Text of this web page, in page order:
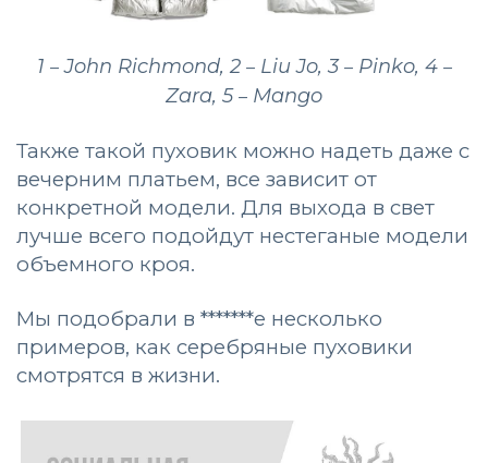
1 –John Richmond, 2 –Liu Jo, 3 –Pinko, 4 –
Zara, 5 – Mango
Также такой пуховик можно надеть даже с
вечерним платьем, все зависит от
конкретной модели. Для выхода в свет
лучше всего подойдут нестеганые модели
объемного кроя.
Мы подобрали в *******е несколько
примеров, как серебряные пуховики
смотрятся в жизни.